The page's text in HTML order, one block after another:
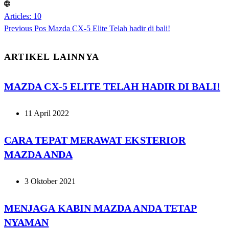
Articles: 10
Previous Pos Mazda CX-5 Elite Telah hadir di bali!
ARTIKEL LAINNYA
MAZDA CX-5 ELITE TELAH HADIR DI BALI!
11 April 2022
CARA TEPAT MERAWAT EKSTERIOR
MAZDA ANDA
3 Oktober 2021
MENJAGA KABIN MAZDA ANDA TETAP
NYAMAN